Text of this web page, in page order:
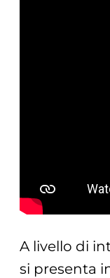
A livello di
si presenta